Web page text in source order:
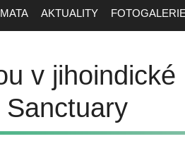
AKTUALITY
v